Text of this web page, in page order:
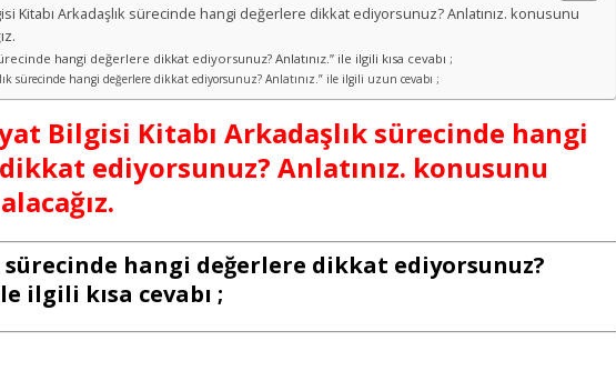
Kitabı Arkadaşlık sürecinde hangi değerlere dikkat ediyorsunuz? Anlatınız. konusunu
hangi değerlere dikkat ediyorsunuz? Anlatınız.” ile ilgili kısa cevabı ;
sürecinde hangi değerlere dikkat ediyorsunuz? Anlatınız.” ile ilgili uzun cevabı ;
Bilgisi Kitabı Arkadaşlık sürecinde hangi
ediyorsunuz? Anlatınız. konusunu
sürecinde hangi değerlere dikkat ediyorsunuz?
ilgili kısa cevabı ;